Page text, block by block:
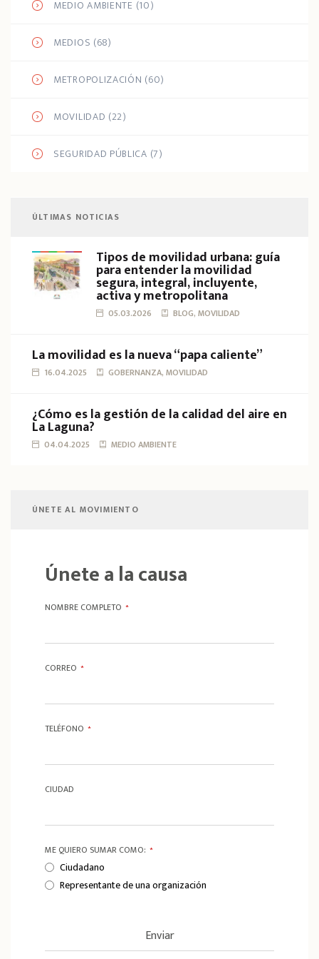
MEDIO AMBIENTE (10)
MEDIOS (68)
METROPOLIZACIÓN (60)
MOVILIDAD (22)
SEGURIDAD PÚBLICA (7)
ÚLTIMAS NOTICIAS
Tipos de movilidad urbana: guía
para entender la movilidad
segura, integral, incluyente,
activa y metropolitana
05.03.2026 BLOG, MOVILIDAD
La movilidad es la nueva “papa caliente”
16.04.2025 GOBERNANZA, MOVILIDAD
¿Cómo es la gestión de la calidad del aire en
La Laguna?
04.04.2025 MEDIO AMBIENTE
ÚNETE AL MOVIMIENTO
Únete a la causa
NOMBRE COMPLETO *
CORREO *
TELÉFONO *
CIUDAD
ME QUIERO SUMAR COMO: *
Ciudadano
Representante de una organización
Enviar